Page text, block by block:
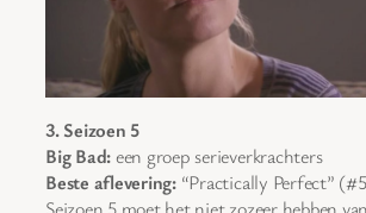
3. Seizoen 5
Big Bad:een groep serieverkrachters
Beste aflevering:“Practically Perfect”